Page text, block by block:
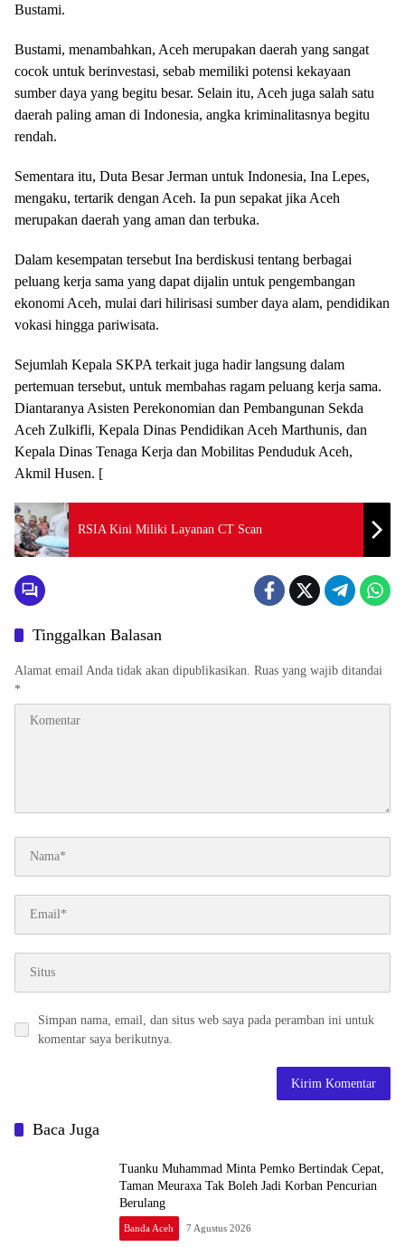
Bustami.
Bustami, menambahkan, Aceh merupakan daerah yang sangat
cocok untuk berinvestasi, sebab memiliki potensi kekayaan
sumber daya yang begitu besar. Selain itu, Aceh juga salah satu
daerah paling aman di Indonesia, angka kriminalitasnya begitu
rendah.
Sementara itu, Duta Besar Jerman untuk Indonesia, Ina Lepes,
mengaku, tertarik dengan Aceh. Ia pun sepakat jika Aceh
merupakan daerah yang aman dan terbuka.
Dalam kesempatan tersebut Ina berdiskusi tentang berbagai
peluang kerja sama yang dapat dijalin untuk pengembangan
ekonomi Aceh, mulai dari hilirisasi sumber daya alam, pendidikan
vokasi hingga pariwisata.
Sejumlah Kepala SKPA terkait juga hadir langsung dalam
pertemuan tersebut, untuk membahas ragam peluang kerja sama.
Diantaranya Asisten Perekonomian dan Pembangunan Sekda
Aceh Zulkifli, Kepala Dinas Pendidikan Aceh Marthunis, dan
Kepala Dinas Tenaga Kerja dan Mobilitas Penduduk Aceh,
Akmil Husen. [
RSIA Kini Miliki Layanan CT Scan
Tinggalkan Balasan
Alamat email Anda tidak akan dipublikasikan. Ruas yang wajib ditandai
*
Simpan nama, email, dan situs web saya pada peramban ini untuk
komentar saya berikutnya.
Baca Juga
Tuanku Muhammad Minta Pemko Bertindak Cepat,
Taman Meuraxa Tak Boleh Jadi Korban Pencurian
Berulang
Banda Aceh 7 Agustus 2026